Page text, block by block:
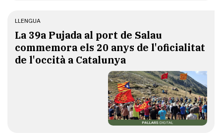
LLENGUA
​La 39a Pujada al port de Salau
commemora els 20 anys de l'oficialitat
de l'occità a Catalunya